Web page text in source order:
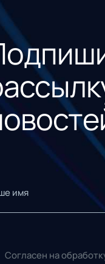
Согласен на